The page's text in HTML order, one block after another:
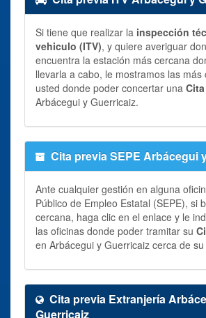
Si tiene que realizar la inspección
vehiculo (ITV), y quiere averiguar
encuentra la estación más cercana
llevarla a cabo, le mostramos las más
usted donde poder concertar una
Arbácegui y Guerricaiz.
Cita previa SEPE Arbácegui
Ante cualquier gestión en alguna
Público de Empleo Estatal (SEPE), si
cercana, haga clic en el enlace y le
las oficinas donde poder tramitar su
en Arbácegui y Guerricaiz cerca de
Cita previa Extranjería
Guerricaiz